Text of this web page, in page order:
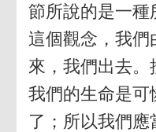
節所說的是一種
這個觀念，我
來，我們出去。
我們的生命是可
了；所以我們